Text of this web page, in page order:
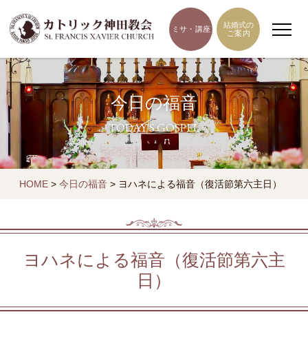
ミサ・講座
結婚式の
ご案内
今日の福音
TODAY'S GOSPEL
HOME > 今日の福音 > ヨハネによる福音（復活節第六主日）
ヨハネによる福音（復活節第六主
日）